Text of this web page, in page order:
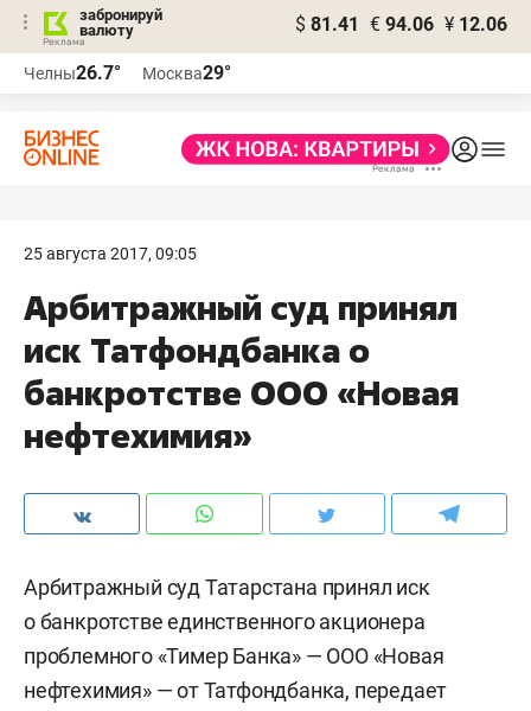
забронируй
валюту
$ 81.41 € 94.06 ¥ 12.06
Челны26.7° Москва29°
25 августа 2017, 09:05
Арбитражный суд принял
иск Татфондбанка о
банкротстве ООО «Новая
нефтехимия»
Арбитражный суд Татарстана принял иск
о банкротстве единственного акционера
проблемного «Тимер Банка» — ООО «Новая
нефтехимия» — от Татфондбанка, передает